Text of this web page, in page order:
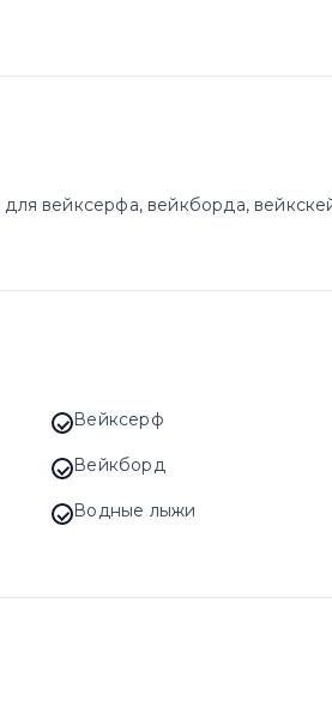
вейксерфа, вейкборда,
Вейксерф
Вейкборд
Водные лыжи